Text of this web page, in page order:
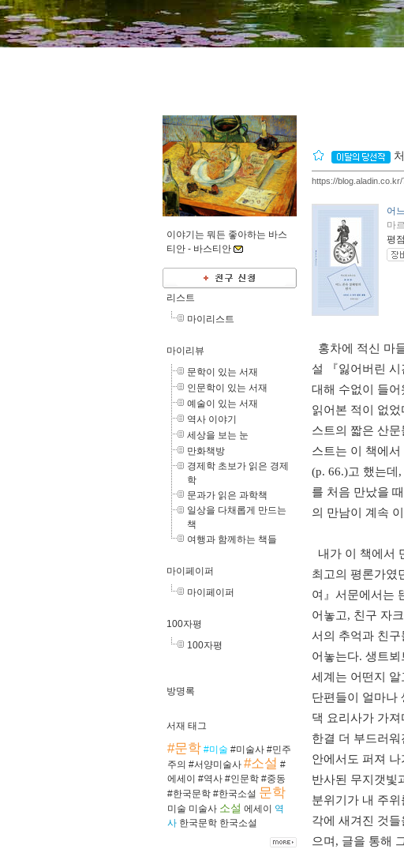
이야기는 뭐든 좋아하는 바스
티안 - 바스티안
리스트
마이리스트
마이리뷰
문학이 있는 서재
인문학이 있는 서재
예술이 있는 서재
역사 이야기
세상을 보는 눈
만화책방
경제학 초보가 읽은 경제
학
문과가 읽은 과학책
일상을 다채롭게 만드는
책
여행과 함께하는 책들
마이페이퍼
마이페이퍼
100자평
100자평
방명록
서재 태그
#문학 #미술 #미술사 #민주
주의 #서양미술사 #소설 #
에세이 #역사 #인문학 #중동
#한국문학 #한국소설 문학
미술 미술사 소설 에세이
역
사 한국문학 한국소설
https://
어
마
평
홍차에 적신 마
설 『잃어버린
대해 수없이 들어
읽어본 적이 없었
스트의 짧은 산
스트는 이 책에
(p. 66.)고 했는데
를 처음 만났을
의 만남이 계속
내가 이 책에서
최고의 평론가였
여』서문에서는
어놓고, 친구 자
서의 추억과 친
어놓는다. 생트
세계는 어떤지
단편들이 얼마나
댁 요리사가 가
한결 더 부드러
안에서도 퍼져
반사된 무지갯빛
분위기가 내 주
각에 새겨진 것
으며, 글을 통해